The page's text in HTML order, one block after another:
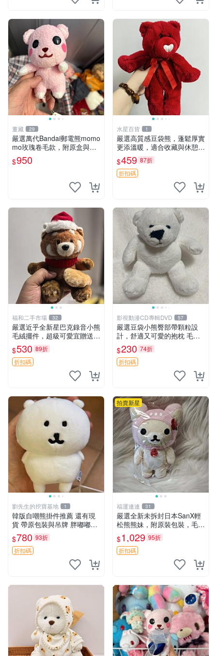
董藏 29
嚴選萬代Bandai郵電熊momo
mo玫瑰卷毛款，附原盒與吊
牌，粉嫩可愛入手即柔軟～
玫瑰卷毛 郵電熊 正品
$950
水星百貨 1
嚴選高質感豆袋熊，蓬鬆厚實
更添溫暖，適合收藏與休憩。
前胸填充飽滿，背部亦具優雅
設計。 豆袋熊 保暖 溫柔 蓬
松
$459 87折
折扣碼
福和二手市場 32
嚴選近乎全新星巴克錄音小熊
毛絨擺件，超級可愛宜贈送掛
飾 錄音小熊 毛絨擺件 贈品
$530 89折
折扣碼
影視動漫CD專輯DVD 57
嚴選豆袋小熊臀部帶顆粒設
計，舒適又可愛的抱枕 毛絨
抱枕、臀部按摩、坐墊
$230 74折
折扣碼
劉先生的挖寶基地 1
韓版自嘲熊掛件推薦 還有現
貨 帶原包裝與吊牌 胖嘟嘟超
可愛 毛絨手感佳 小熊掛件 自
嘲抱枕 小熊抱枕
$780 93折
折扣碼
拍賣新星
福運連連 31
嚴選全新未拆封日本SanX輕
松熊熊妹，附原裝包裝，毛絨
質地極佳，細膩可愛，推薦收
藏兼送禮，適合女性好友或家
人，限量釋出。鬆熊、熊玩
$1,029 95折
折扣碼